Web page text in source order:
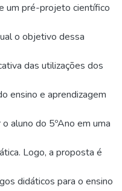
um pré-projeto científico
o objetivo dessa
das utilizações dos
ensino e aprendizagem
aluno do 5ºAno em uma
Logo, a proposta é
didáticos para o ensino